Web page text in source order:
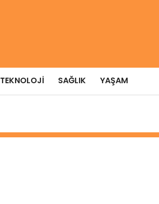
TEKNOLOJI SAĞLIK YAŞAM